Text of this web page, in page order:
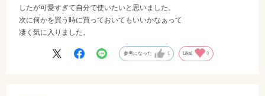
したが可愛すぎて自分で使いたいと思いました。
次に何かを買う時に買っておいてもいいかなぁって
凄く気に入りました。
参考になった 1 Like! 0